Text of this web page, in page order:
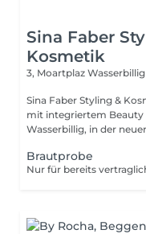
Sina Faber
Kosmetik
3, Moartplaz
Sina Faber Styling &
mit integriertem Beauty
Brautprobe